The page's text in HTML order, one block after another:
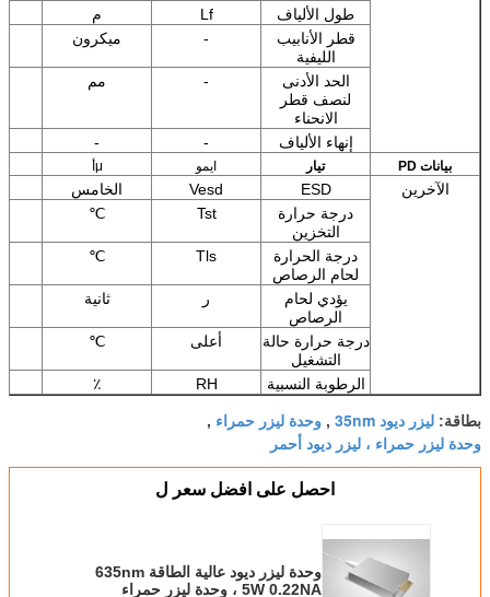
طول الألياف
Lf
م
قطر الأنابيب
الليفية
- ميكرون
الحد الأدنى
لنصف قطر
الانحناء
- مم
إنهاء الألياف -
-
بيانات PD تيار ايمو μأ
الآخرين ESD
Vesd
الخامس
درجة حرارة
التخزين
Tst
℃
درجة الحرارة
لحام الرصاص
Tls
℃
يؤدي لحام
الرصاص
ر ثانية
درجة حرارة حالة
التشغيل
أعلى ℃
الرطوبة النسبية RH ٪
بطاقة: ليزر ديود 35nm , وحدة ليزر حمراء ,
وحدة ليزر حمراء ، ليزر ديود أحمر
احصل على افضل سعر ل
وحدة ليزر ديود عالية الطاقة 635nm
5W 0.22NA ، وحدة ليزر حمراء